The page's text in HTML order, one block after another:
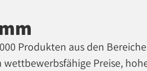
Produkten aus den
Preise,